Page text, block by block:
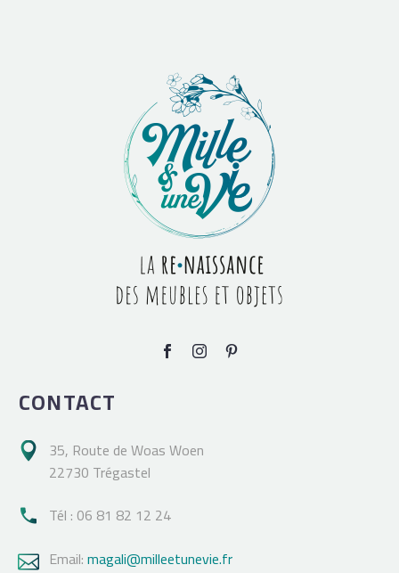
CONTACT
 35, Route de Woas Woen
22730 Trégastel
 Tél : 06 81 82 12 24
 Email:magali@milleetunevie.fr